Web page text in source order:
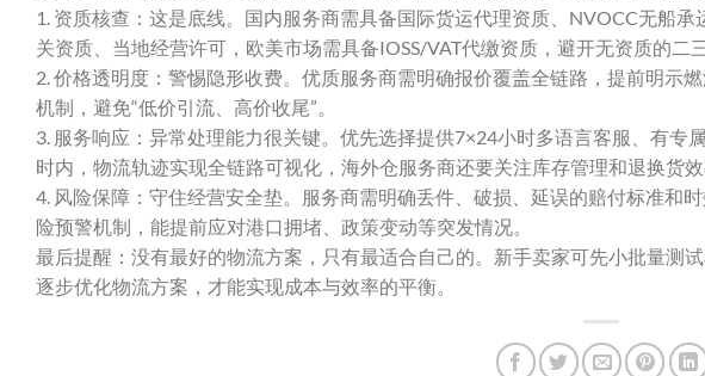
1. 资质核查：这是底线。国内服务商需具备国际货运代理资质、NVOCC无船
关资质、当地经营许可，欧美市场需具备IOSS/VAT代缴资质，避开无资质的二
2. 价格透明度：警惕隐形收费。优质服务商需明确报价覆盖全链路，提前明示
机制，避免“低价引流、高价收尾”。
3. 服务响应：异常处理能力很关键。优先选择提供7×24小时多语言客服、有专
时内，物流轨迹实现全链路可视化，海外仓服务商还要关注库存管理和退换货效
4. 风险保障：守住经营安全垫。服务商需明确丢件、破损、延误的赔付标准和
险预警机制，能提前应对港口拥堵、政策变动等突发情况。
最后提醒：没有最好的物流方案，只有最适合自己的。新手卖家可先小批量测
逐步优化物流方案，才能实现成本与效率的平衡。